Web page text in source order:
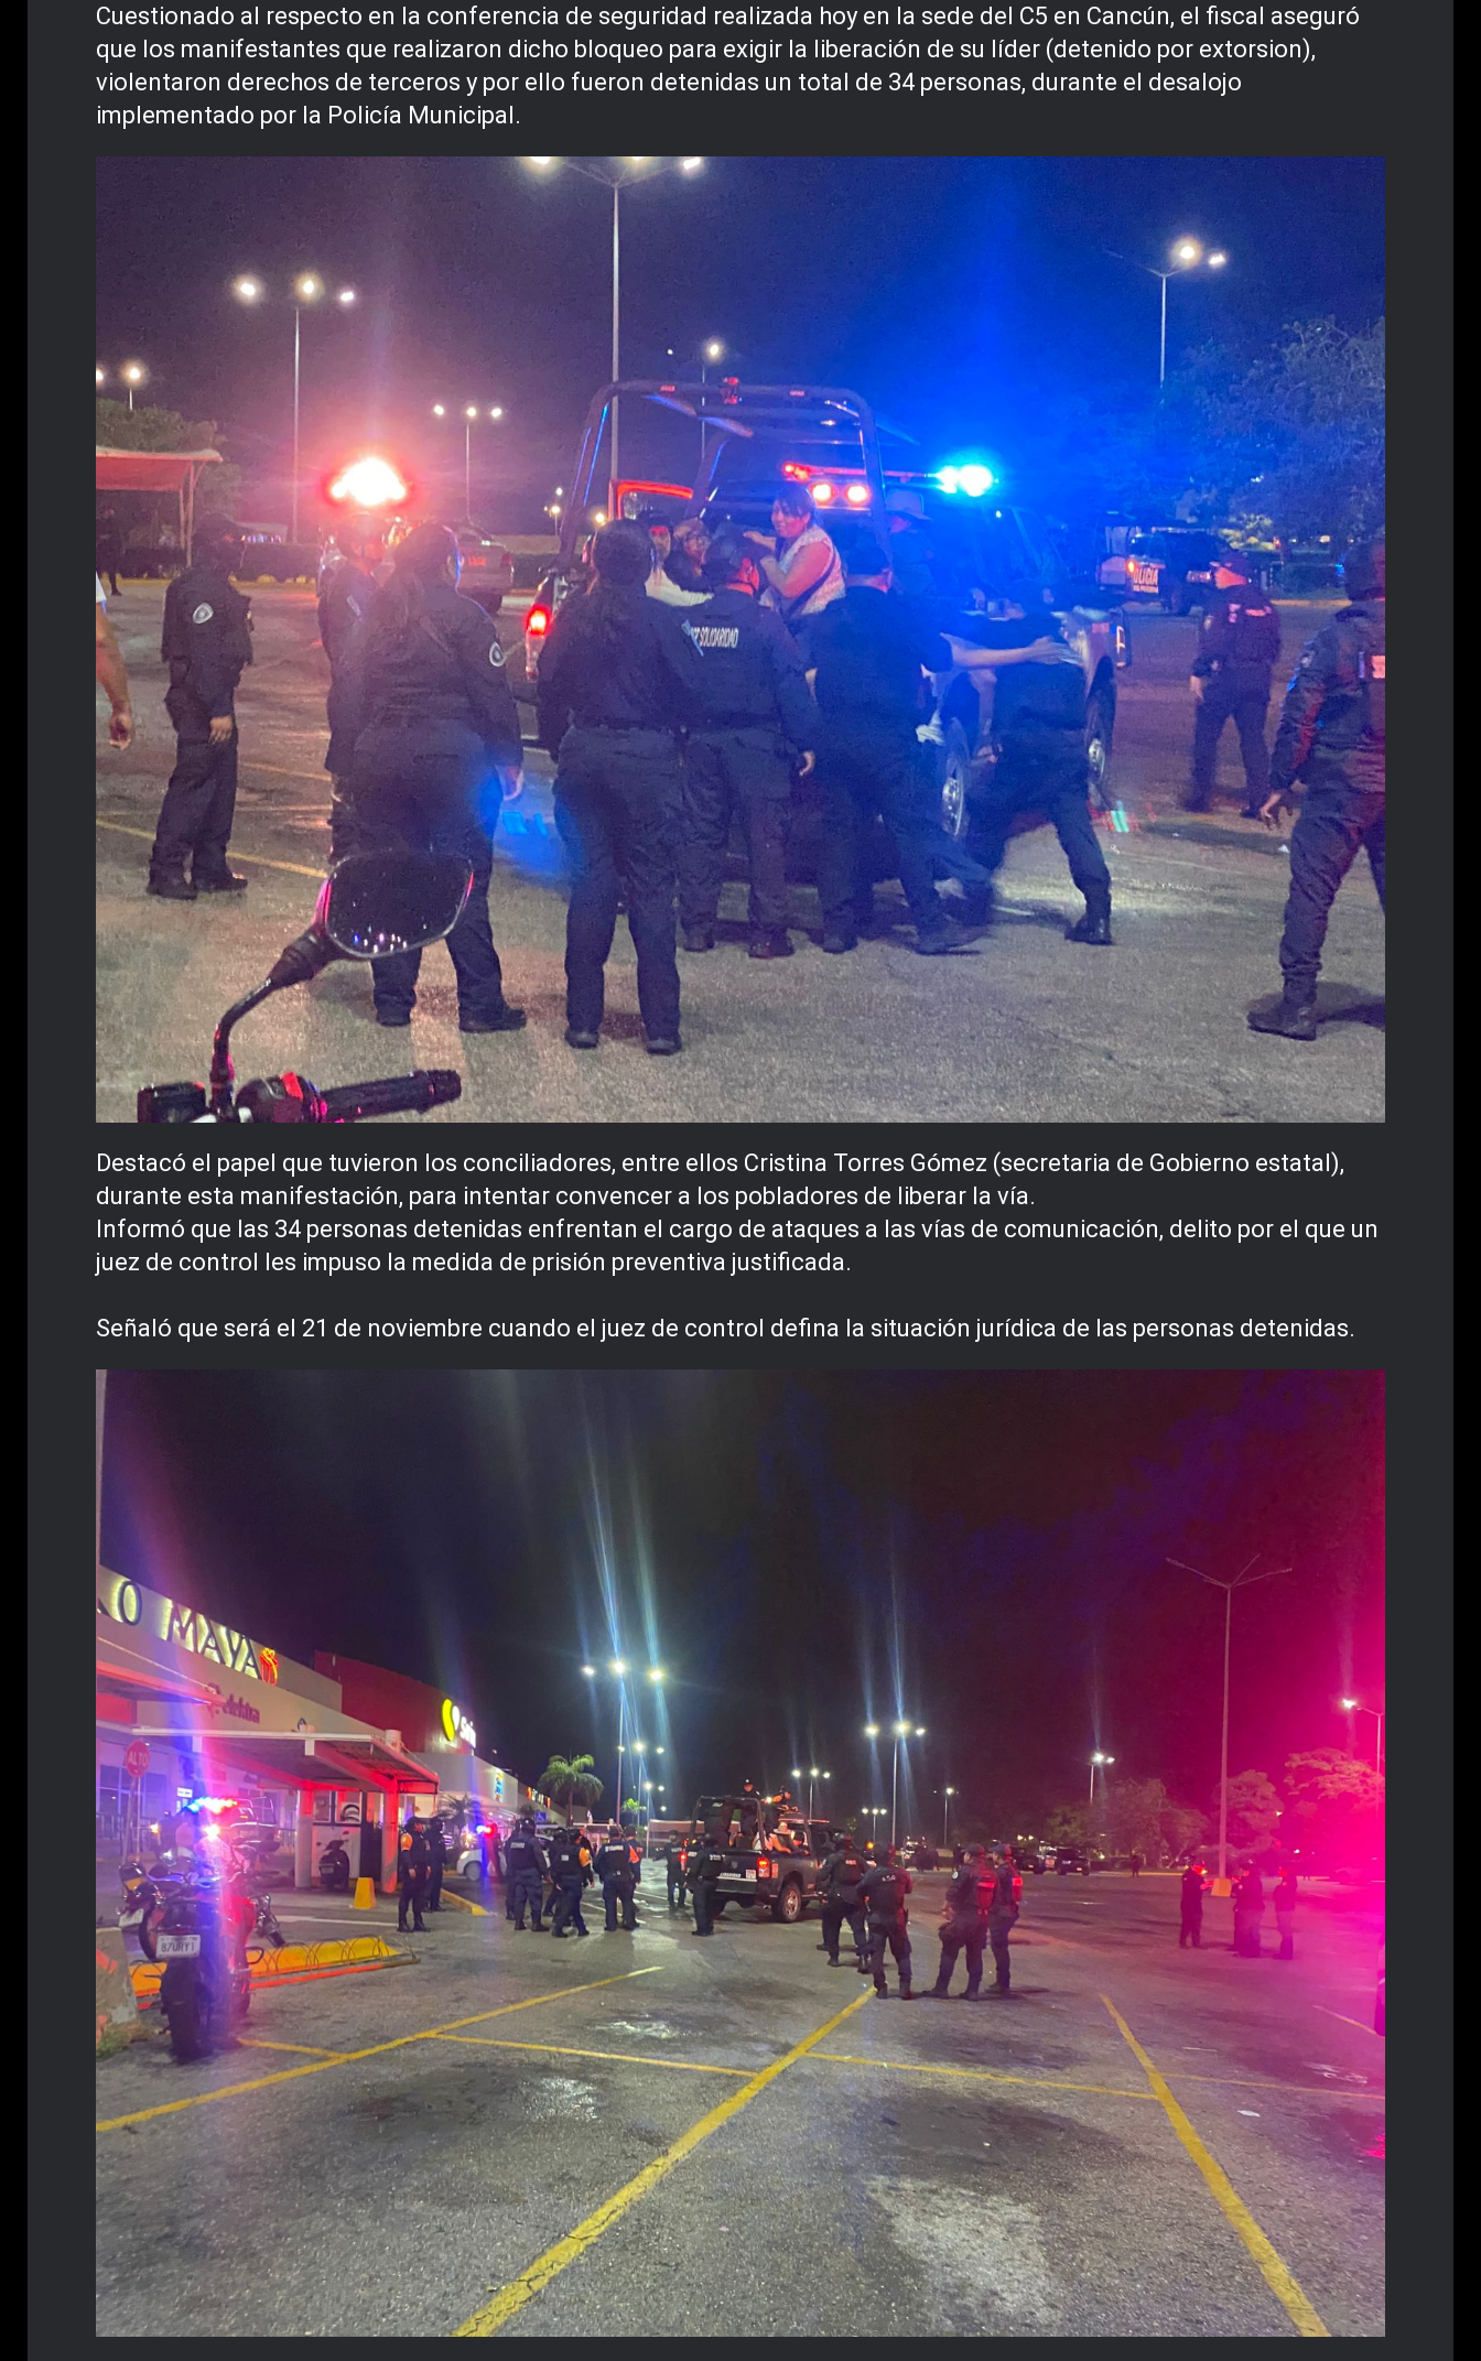
Cuestionado al respecto en la conferencia de seguridad realizada hoy en la sede del C5 en Cancún, el fiscal aseguró
que los manifestantes que realizaron dicho bloqueo para exigir la liberación de su líder (detenido por extorsion),
violentaron derechos de terceros y por ello fueron detenidas un total de 34 personas, durante el desalojo
implementado por la Policía Municipal.
Destacó el papel que tuvieron los conciliadores, entre ellos Cristina Torres Gómez (secretaria de Gobierno estatal),
durante esta manifestación, para intentar convencer a los pobladores de liberar la vía.
Informó que las 34 personas detenidas enfrentan el cargo de ataques a las vías de comunicación, delito por el que un
juez de control les impuso la medida de prisión preventiva justificada.
Señaló que será el 21 de noviembre cuando el juez de control defina la situación jurídica de las personas detenidas.